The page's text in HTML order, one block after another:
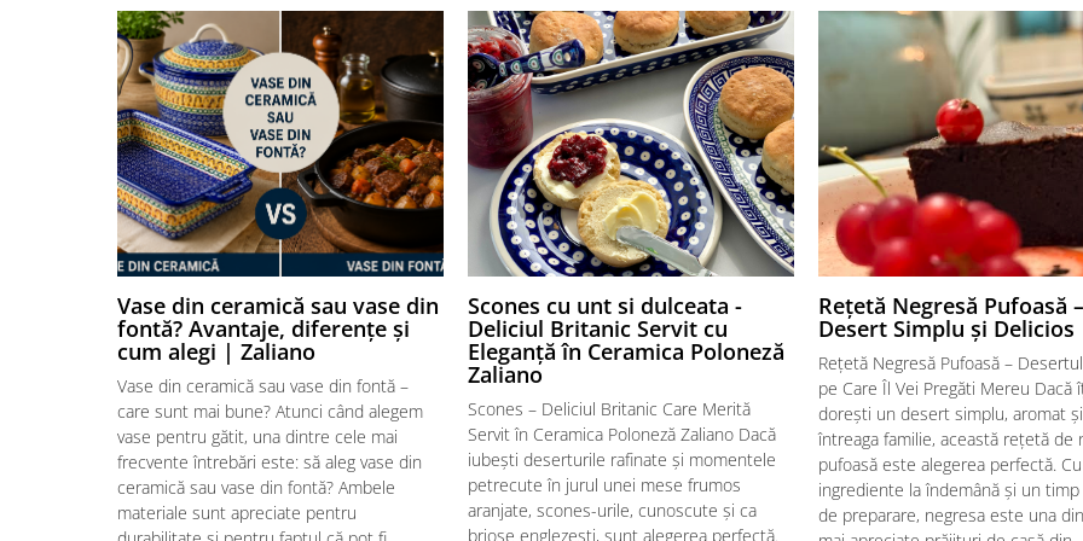
Vase din ceramică sau vase din
fontă? Avantaje, diferențe și
cum alegi | Zaliano
Vase din ceramică sau vase din fontă –
care sunt mai bune? Atunci când alegem
vase pentru gătit, una dintre cele mai
frecvente întrebări este: să aleg vase din
ceramică sau vase din fontă? Ambele
materiale sunt apreciate pentru
Scones cu unt si dulceata -
Deliciul Britanic Servit cu
Eleganță în Ceramica Poloneză
Zaliano
Scones – Deliciul Britanic Care Merită
Servit în Ceramica Poloneză Zaliano Dacă
iubești deserturile rafinate și momentele
petrecute în jurul unei mese frumos
aranjate, scones-urile, cunoscute și ca
brioșe englezești, sunt alegerea perfectă.
Rețetă Negresă Pufoasă –
Desert Simplu și Delicios
Rețetă Negresă Pufoasă –
pe Care Îl Vei Pregăti Mereu Dacă
dorești un desert simplu, aromat
întreaga familie, această rețetă de
pufoasă este alegerea perfectă. Cu
ingrediente la îndemână și un
de preparare, negresa este una